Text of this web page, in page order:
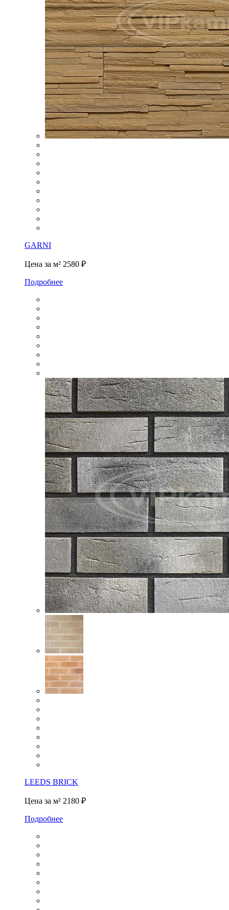
GARNI
Цена за м² 2580 ₽
Подробнее
LEEDS BRICK
Цена за м² 2180 ₽
Подробнее